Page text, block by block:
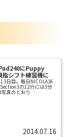
にPuppy
シフト練習機に
日目。毎日NICOLA派
の12行には3分
真のとおり
2014.07.16